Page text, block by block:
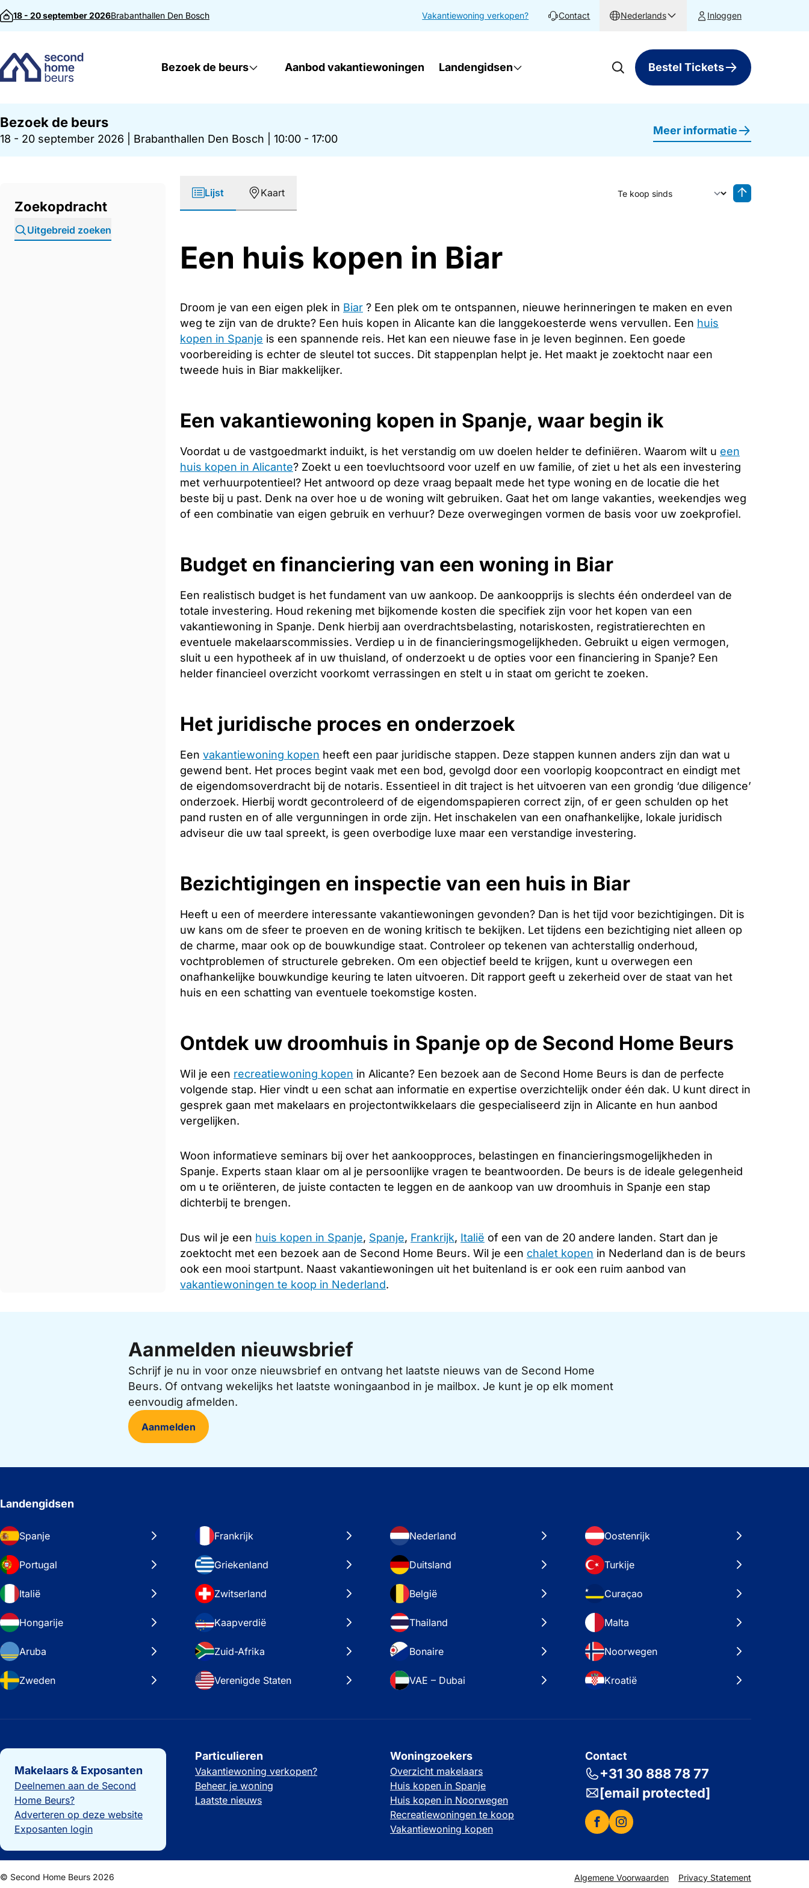
Direct naar inhoud
18 - 20 september 2026Brabanthallen Den Bosch Vakantiewoning verkopen? Contact Nederlands Inloggen
Bezoek de beurs Aanbod vakantiewoningen Landengidsen Bestel Tickets
Bezoek de beurs
18 - 20 september 2026 Brabanthallen Den Bosch 10:00 - 17:00
Meer informatie
Zoekopdracht
Uitgebreid zoeken
Lijst Kaart
Sorteer op
Een huis kopen in Biar
Droom je van een eigen plek in Biar ? Een plek om te ontspannen, nieuwe herinneringen te maken en even
weg te zijn van de drukte? Een huis kopen in Alicante kan die langgekoesterde wens vervullen. Een huis
kopen in Spanje is een spannende reis. Het kan een nieuwe fase in je leven beginnen. Een goede
voorbereiding is echter de sleutel tot succes. Dit stappenplan helpt je. Het maakt je zoektocht naar een
tweede huis in Biar makkelijker.
Een vakantiewoning kopen in Spanje, waar begin ik
Voordat u de vastgoedmarkt induikt, is het verstandig om uw doelen helder te definiëren. Waarom wilt u een
huis kopen in Alicante? Zoekt u een toevluchtsoord voor uzelf en uw familie, of ziet u het als een investering
met verhuurpotentieel? Het antwoord op deze vraag bepaalt mede het type woning en de locatie die het
beste bij u past. Denk na over hoe u de woning wilt gebruiken. Gaat het om lange vakanties, weekendjes weg
of een combinatie van eigen gebruik en verhuur? Deze overwegingen vormen de basis voor uw zoekprofiel.
Budget en financiering van een woning in Biar
Een realistisch budget is het fundament van uw aankoop. De aankoopprijs is slechts één onderdeel van de
totale investering. Houd rekening met bijkomende kosten die specifiek zijn voor het kopen van een
vakantiewoning in Spanje. Denk hierbij aan overdrachtsbelasting, notariskosten, registratierechten en
eventuele makelaarscommissies. Verdiep u in de financieringsmogelijkheden. Gebruikt u eigen vermogen,
sluit u een hypotheek af in uw thuisland, of onderzoekt u de opties voor een financiering in Spanje? Een
helder financieel overzicht voorkomt verrassingen en stelt u in staat om gericht te zoeken.
Het juridische proces en onderzoek
Een vakantiewoning kopen heeft een paar juridische stappen. Deze stappen kunnen anders zijn dan wat u
gewend bent. Het proces begint vaak met een bod, gevolgd door een voorlopig koopcontract en eindigt met
de eigendomsoverdracht bij de notaris. Essentieel in dit traject is het uitvoeren van een grondig ‘due diligence’
onderzoek. Hierbij wordt gecontroleerd of de eigendomspapieren correct zijn, of er geen schulden op het
pand rusten en of alle vergunningen in orde zijn. Het inschakelen van een onafhankelijke, lokale juridisch
adviseur die uw taal spreekt, is geen overbodige luxe maar een verstandige investering.
Bezichtigingen en inspectie van een huis in Biar
Heeft u een of meerdere interessante vakantiewoningen gevonden? Dan is het tijd voor bezichtigingen. Dit is
uw kans om de sfeer te proeven en de woning kritisch te bekijken. Let tijdens een bezichtiging niet alleen op
de charme, maar ook op de bouwkundige staat. Controleer op tekenen van achterstallig onderhoud,
vochtproblemen of structurele gebreken. Om een objectief beeld te krijgen, kunt u overwegen een
onafhankelijke bouwkundige keuring te laten uitvoeren. Dit rapport geeft u zekerheid over de staat van het
huis en een schatting van eventuele toekomstige kosten.
Ontdek uw droomhuis in Spanje op de Second Home Beurs
Wil je een recreatiewoning kopen in Alicante? Een bezoek aan de Second Home Beurs is dan de perfecte
volgende stap. Hier vindt u een schat aan informatie en expertise overzichtelijk onder één dak. U kunt direct in
gesprek gaan met makelaars en projectontwikkelaars die gespecialiseerd zijn in Alicante en hun aanbod
vergelijken.
Woon informatieve seminars bij over het aankoopproces, belastingen en financieringsmogelijkheden in
Spanje. Experts staan klaar om al je persoonlijke vragen te beantwoorden. De beurs is de ideale gelegenheid
om u te oriënteren, de juiste contacten te leggen en de aankoop van uw droomhuis in Spanje een stap
dichterbij te brengen.
Dus wil je een huis kopen in Spanje, Spanje, Frankrijk, Italië of een van de 20 andere landen. Start dan je
zoektocht met een bezoek aan de Second Home Beurs. Wil je een chalet kopen in Nederland dan is de beurs
ook een mooi startpunt. Naast vakantiewoningen uit het buitenland is er ook een ruim aanbod van
vakantiewoningen te koop in Nederland.
Aanmelden nieuwsbrief
Schrijf je nu in voor onze nieuwsbrief en ontvang het laatste nieuws van de Second Home
Beurs. Of ontvang wekelijks het laatste woningaanbod in je mailbox. Je kunt je op elk moment
eenvoudig afmelden.
Aanmelden
Landengidsen
Spanje Frankrijk Nederland Oostenrijk
Portugal Griekenland Duitsland Turkije
Italië Zwitserland België Curaçao
Hongarije Kaapverdië Thailand Malta
Aruba Zuid-Afrika Bonaire Noorwegen
Zweden Verenigde Staten VAE – Dubai Kroatië
Belangrijke links
Makelaars & Exposanten
Deelnemen aan de Second
Home Beurs?
Adverteren op deze website
Exposanten login
Particulieren
Vakantiewoning verkopen?
Beheer je woning
Laatste nieuws
Woningzoekers
Overzicht makelaars
Huis kopen in Spanje
Huis kopen in Noorwegen
Recreatiewoningen te koop
Vakantiewoning kopen
Contact
+31 30 888 78 77
[email protected]
© Second Home Beurs 2026 Algemene Voorwaarden Privacy Statement